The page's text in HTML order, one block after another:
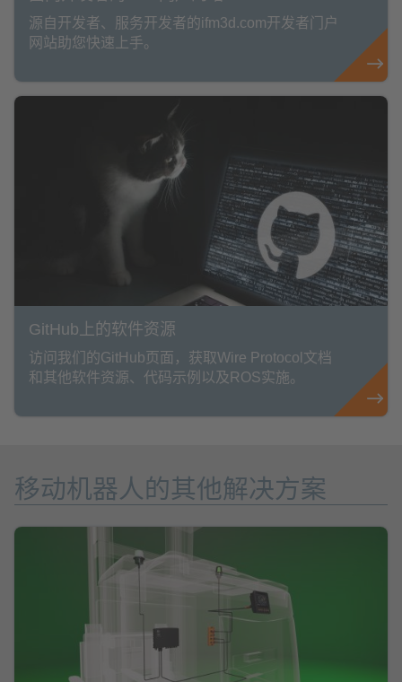
源自开发者、服务开发者的ifm3d.com开发者门户
网站助您快速上手。
GitHub上的软件资源
访问我们的GitHub页面，获取Wire Protocol文档
和其他软件资源、代码示例以及ROS实施。
移动机器人的其他解决方案